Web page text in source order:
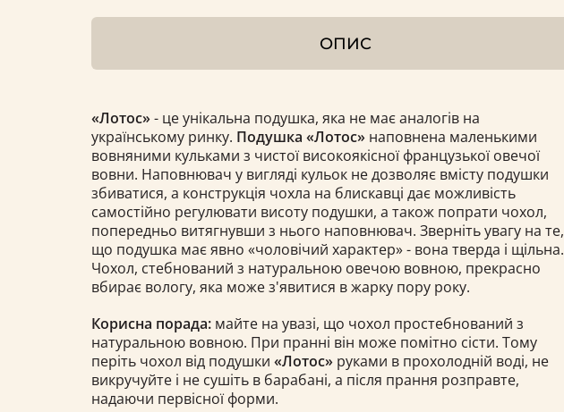
ОПИС
«Лотос»- це унікальна подушка, яка не має аналогів на
українському ринку. Подушка «Лотос» наповнена маленькими
вовняними кульками з чистої високоякісної французької овечої
вовни. Наповнювач у вигляді кульок не дозволяє вмісту подушки
збиватися, а конструкція чохла на блискавці дає можливість
самостійно регулювати висоту подушки, а також попрати чохол,
попередньо витягнувши з нього наповнювач. Зверніть увагу на те,
що подушка має явно «чоловічий характер» - вона тверда і щільна.
Чохол, стебнований з натуральною овечою вовною, прекрасно
вбирає вологу, яка може з'явитися в жарку пору року.
Корисна порада: майте на увазі, що чохол простебнований з
натуральною вовною. При пранні він може помітно сісти. Тому
періть чохол від подушки «Лотос» руками в прохолодній воді, не
викручуйте і не сушіть в барабані, а після прання розправте,
надаючи первісної форми.